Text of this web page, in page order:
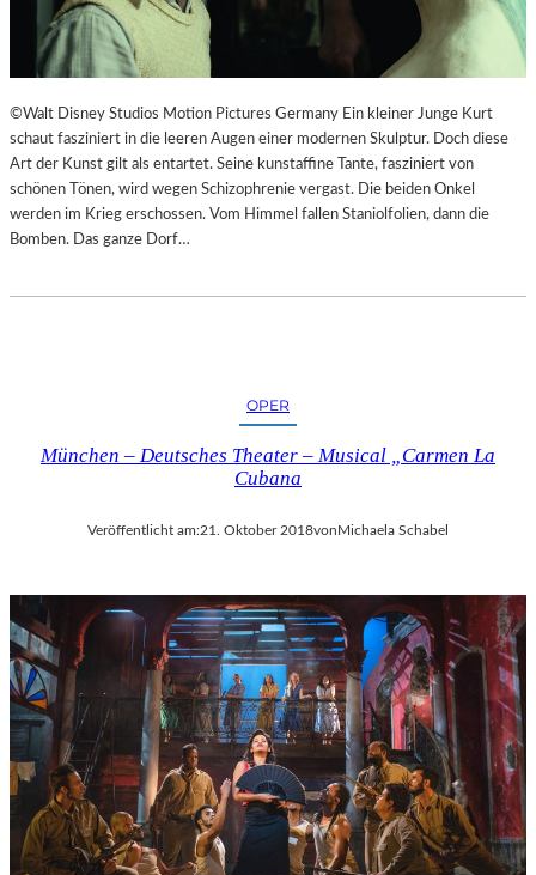
H
E
A
T
E
R
A
N
D
E
S
T
D
B
E
R
N
©Walt Disney Studios Motion Pictures Germany Ein kleiner Junge Kurt
schaut fasziniert in die leeren Augen einer modernen Skulptur. Doch diese
Art der Kunst gilt als entartet. Seine kunstaffine Tante, fasziniert von
schönen Tönen, wird wegen Schizophrenie vergast. Die beiden Onkel
werden im Krieg erschossen. Vom Himmel fallen Staniolfolien, dann die
Bomben. Das ganze Dorf…
OPER
München – Deutsches Theater – Musical „Carmen La
Cubana
Veröffentlicht am:21. Oktober 2018vonMichaela Schabel